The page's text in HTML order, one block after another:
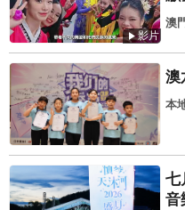
影片
澳
澳
本
七
音